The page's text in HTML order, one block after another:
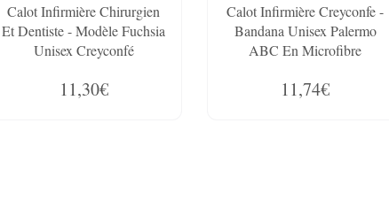
Calot Infirmière Chirurgien
Et Dentiste - Modèle Fuchsia
Unisex Creyconfé
11,30€
Calot Infirmière Creyconfe -
Bandana Unisex Palermo
ABC En Microfibre
11,74€